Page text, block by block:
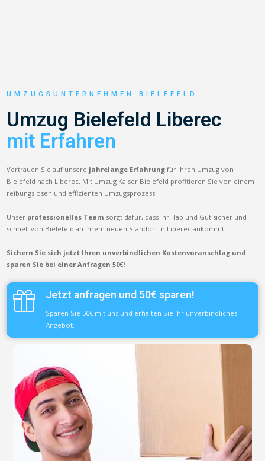
UMZUGSUNTERNEHMEN BIELEFELD
Umzug Bielefeld Liberec
mit Erfahren
Vertrauen Sie auf unsere jahrelange Erfahrung für Ihren Umzug von
Bielefeld nach Liberec. Mit Umzug Kaiser Bielefeld profitieren Sie von einem
reibungslosen und effizienten Umzugsprozess.
Unser professionelles Team sorgt dafür, dass Ihr Hab und Gut sicher und
schnell von Bielefeld an Ihrem neuen Standort in Liberec ankommt.
Sichern Sie sich jetzt Ihren unverbindlichen Kostenvoranschlag und
sparen Sie bei einer Anfragen 50€!
Jetzt anfragen und 50€ sparen!
Sparen Sie 50€ mit uns und erhalten Sie Ihr unverbindliches
Angebot.